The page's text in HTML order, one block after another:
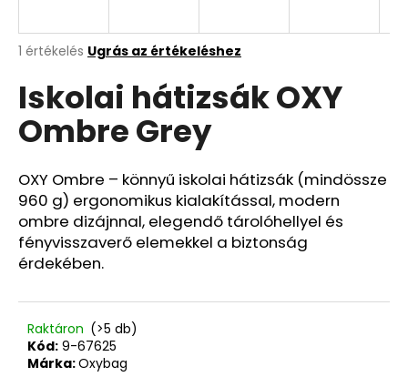
A
átlagos
értékelése
5-
ből
csillag.
1 értékelés Ugrás az értékeléshez
Iskolai hátizsák OXY
Ombre Grey
OXY Ombre – könnyű iskolai hátizsák (mindössze
960 g) ergonomikus kialakítással, modern
ombre dizájnnal, elegendő tárolóhellyel és
fényvisszaverő elemekkel a biztonság
érdekében.
Raktáron (>5 db)
Kód: 9-67625
Márka:Oxybag
A
á
n
l
u
k
ISKOLAI
TOK
OMBRE
GREEN
4
720